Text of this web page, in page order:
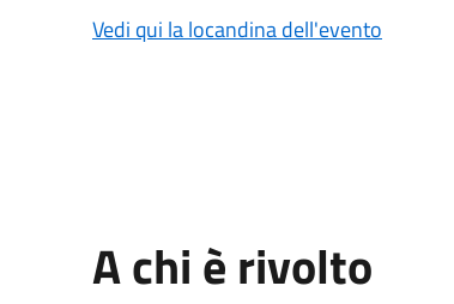
Vedi qui la locandina dell'evento
A chi è rivolto